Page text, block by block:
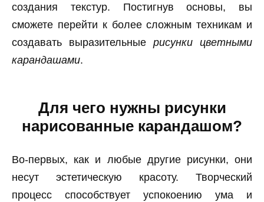
создания текстур. Постигнув основы, вы
сможете перейти к более сложным техникам и
создавать выразительные рисунки цветными
карандашами.
Для чего нужны рисунки
нарисованные карандашом?
Во-первых, как и любые другие рисунки, они
несут эстетическую красоту. Творческий
процесс способствует успокоению ума и